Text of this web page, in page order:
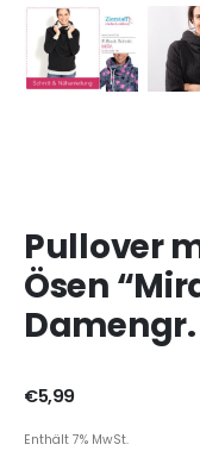
Pullover
Ösen
€5,99
Enthält 7% MwSt.